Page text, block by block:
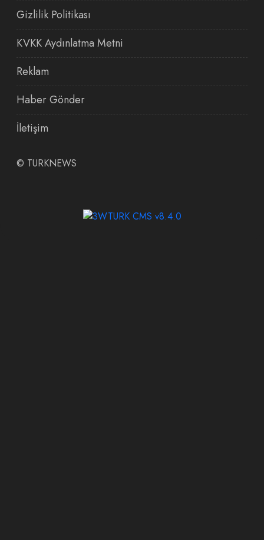
Gizlilik Politikası
KVKK Aydınlatma Metni
Reklam
Haber Gönder
İletişim
© TURKNEWS